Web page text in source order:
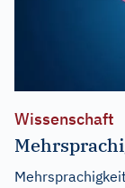
Wissenschaft